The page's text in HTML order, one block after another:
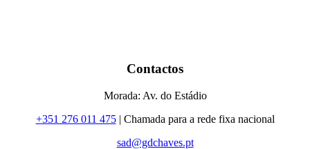
Contactos
Morada: Av. do Estádio
+351 276 011 475| Chamada para a rede fixa nacional
sad@gdchaves.pt